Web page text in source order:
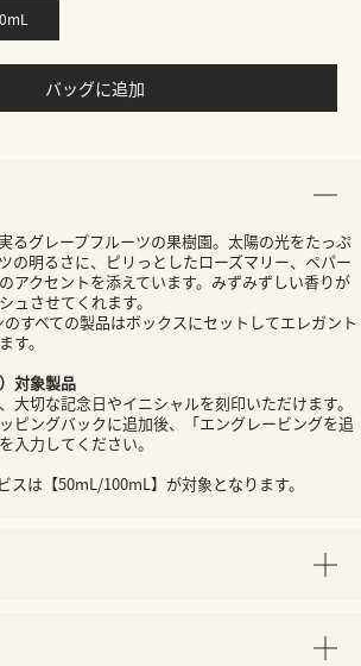
バッグに追加
るグレープフルーツの果樹園。太陽の光をたっぷ
の明るさに、ピリっとしたローズマリー、ペパー
アクセントを添えています。みずみずしい香りが
ュさせてくれます。
すべての製品はボックスにセットしてエレガント
す。
対象製品
大切な記念日やイニシャルを刻印いただけます。
ピングバックに追加後、「エングレービングを追
入力してください。
は【50mL/100mL】が対象となります。